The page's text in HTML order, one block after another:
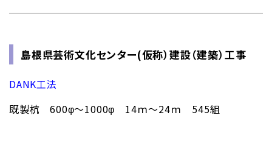
島根県芸術文化センター(仮称）建設（建築）工事
DANK工法
既製杭 600φ～1000φ 14ｍ～24ｍ 545組